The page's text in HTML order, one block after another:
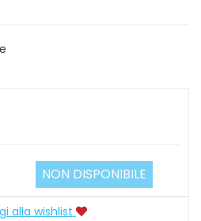
NON DISPONIBILE
alla wishlist